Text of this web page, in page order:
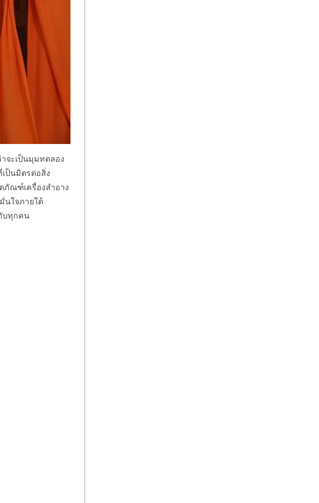
จะเป็นมุมทดลอง
ป็นมิตรต่อสิ่ง
ภัณฑ์เครื่องสำอาง
นใจภายใต้
บทุกคน